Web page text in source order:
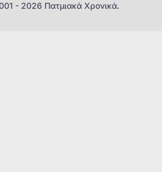
- 2026 Πατμιακά Χρονικά.